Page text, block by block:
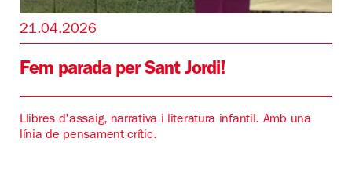
21.04.2026
Fem parada per Sant Jordi!
Llibres d'assaig, narrativa i literatura infantil. Amb una
línia de pensament crític.